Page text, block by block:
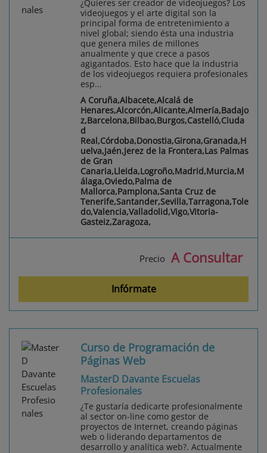
¿Quieres ser creador de videojuegos? Los
videojuegos y el arte digital son la
principal forma de entretenimiento a
nivel global; siendo ésta una industria
que genera miles de millones
anualmente y que crece a pasos
agigantados. Esto hace que la industria
de los videojuegos requiera profesionales
esp...
A Coruña,Albacete,Alcalá de
Henares,Alcorcón,Alicante,Almería,Badajo
z,Barcelona,Bilbao,Burgos,Castelló,Ciuda
d
Real,Córdoba,Donostia,Girona,Granada,H
uelva,Jaén,Jerez de la Frontera,Las Palmas
de Gran
Canaria,Lleida,Logroño,Madrid,Murcia,M
álaga,Oviedo,Palma de
Mallorca,Pamplona,Santa Cruz de
Tenerife,Santander,Sevilla,Tarragona,Tole
do,Valencia,Valladolid,Vigo,Vitoria-
Gasteiz,Zaragoza,
Precio A Consultar
Infórmate
Curso de Programación de
Páginas Web
MasterD Davante Escuelas
Profesionales
¿Te gustaría dedicarte profesionalmente
al sector on-line como gestor de
proyectos de Internet, creando páginas
web o liderando departamentos de
desarrollo y analítica web?. Actualmente